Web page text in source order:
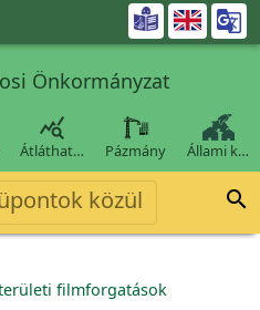

Önkormányzat

Átláthat… Pázmány Állami k…
közül 
filmforgatások